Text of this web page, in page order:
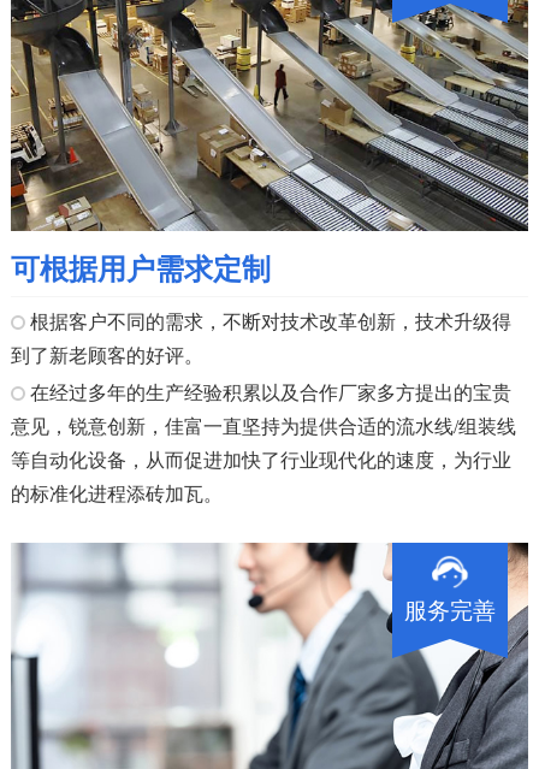
可根据用户需求定制
根据客户不同的需求，不断对技术改革创新，技术升级得
到了新老顾客的好评。
在经过多年的生产经验积累以及合作厂家多方提出的宝贵
意见，锐意创新，佳富一直坚持为提供合适的流水线/组装线
等自动化设备，从而促进加快了行业现代化的速度，为行业
的标准化进程添砖加瓦。
服务完善